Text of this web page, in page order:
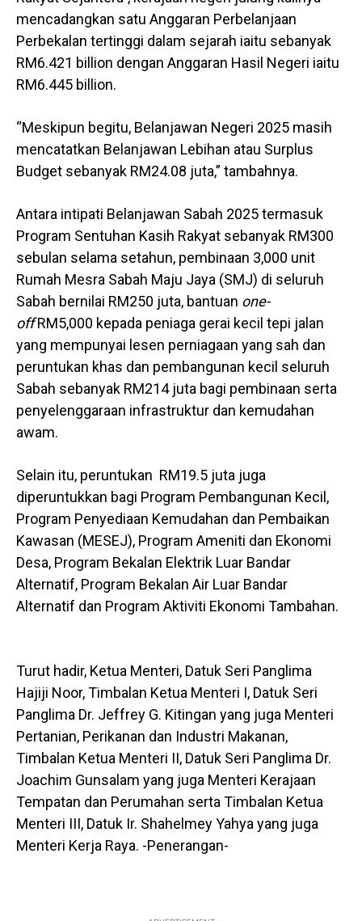
mencadangkan satu Anggaran Perbelanjaan
Perbekalan tertinggi dalam sejarah iaitu sebanyak
RM6.421 billion dengan Anggaran Hasil Negeri iaitu
RM6.445 billion.
“Meskipun begitu, Belanjawan Negeri 2025 masih
mencatatkan Belanjawan Lebihan atau Surplus
Budget sebanyak RM24.08 juta,” tambahnya.
Antara intipati Belanjawan Sabah 2025 termasuk
Program Sentuhan Kasih Rakyat sebanyak RM300
sebulan selama setahun, pembinaan 3,000 unit
Rumah Mesra Sabah Maju Jaya (SMJ) di seluruh
Sabah bernilai RM250 juta, bantuan one-
offRM5,000 kepada peniaga gerai kecil tepi jalan
yang mempunyai lesen perniagaan yang sah dan
peruntukan khas dan pembangunan kecil seluruh
Sabah sebanyak RM214 juta bagi pembinaan serta
penyelenggaraan infrastruktur dan kemudahan
awam.
Selain itu, peruntukan RM19.5 juta juga
diperuntukkan bagi Program Pembangunan Kecil,
Program Penyediaan Kemudahan dan Pembaikan
Kawasan (MESEJ), Program Ameniti dan Ekonomi
Desa, Program Bekalan Elektrik Luar Bandar
Alternatif, Program Bekalan Air Luar Bandar
Alternatif dan Program Aktiviti Ekonomi Tambahan.
Turut hadir, Ketua Menteri, Datuk Seri Panglima
Hajiji Noor, Timbalan Ketua Menteri I, Datuk Seri
Panglima Dr. Jeffrey G. Kitingan yang juga Menteri
Pertanian, Perikanan dan Industri Makanan,
Timbalan Ketua Menteri II, Datuk Seri Panglima Dr.
Joachim Gunsalam yang juga Menteri Kerajaan
Tempatan dan Perumahan serta Timbalan Ketua
Menteri III, Datuk Ir. Shahelmey Yahya yang juga
Menteri Kerja Raya. -Penerangan-